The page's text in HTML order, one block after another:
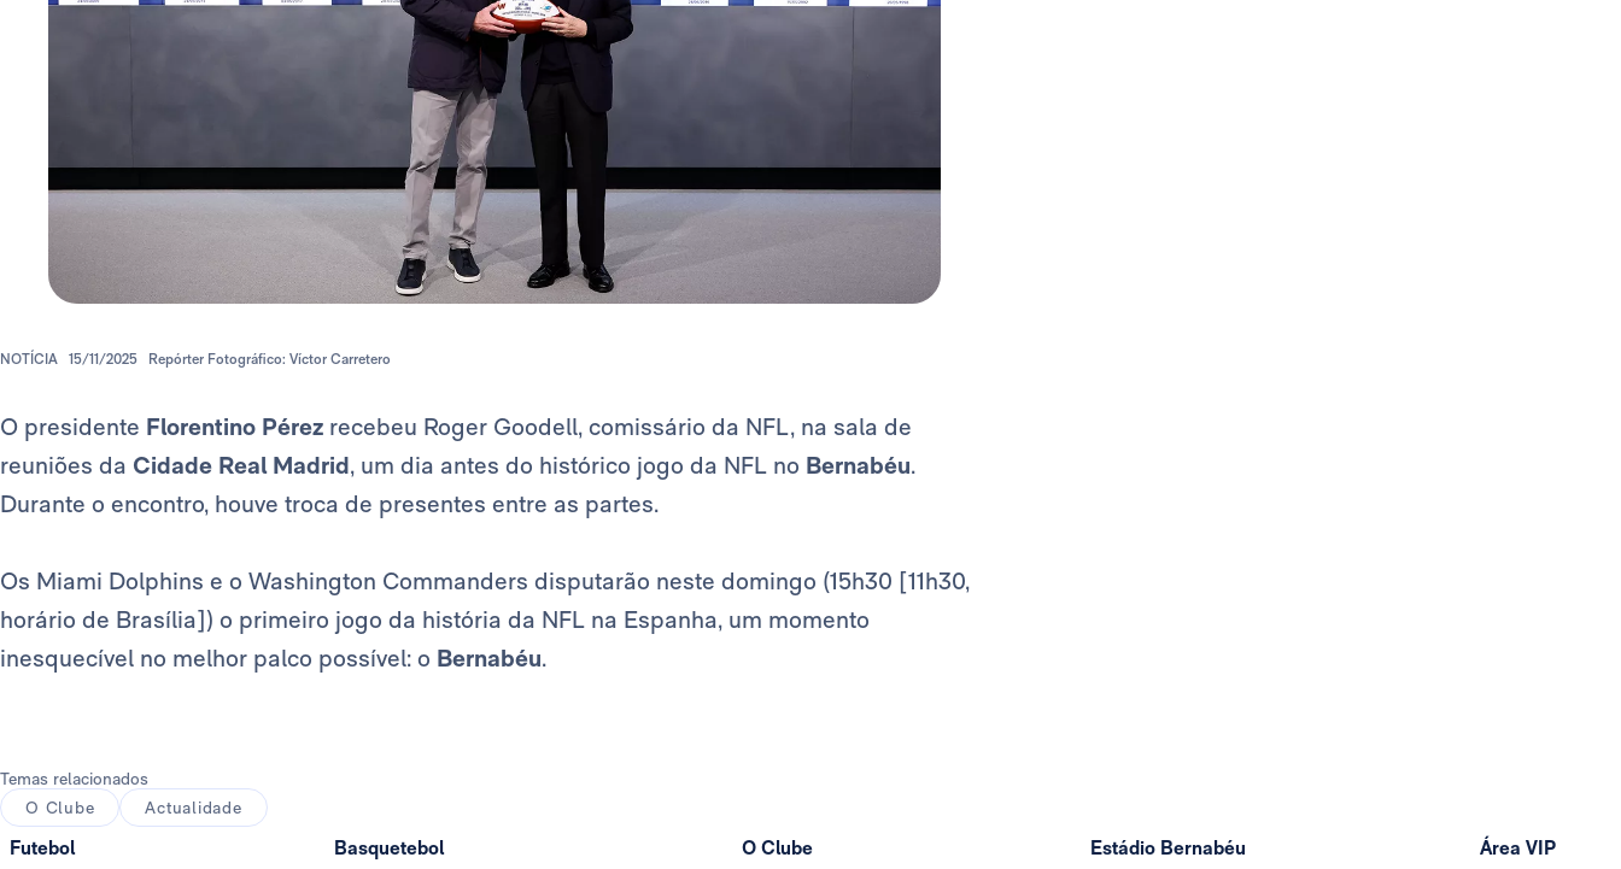
NOTÍCIA 15/11/2025 Repórter Fotográfico: Víctor Carretero
O presidente Florentino Pérez recebeu Roger Goodell, comissário da NFL, na sala de
reuniões da Cidade Real Madrid, um dia antes do histórico jogo da NFL no Bernabéu.
Durante o encontro, houve troca de presentes entre as partes.
Os Miami Dolphins e o Washington Commanders disputarão neste domingo (15h30 [11h30,
horário de Brasília]) o primeiro jogo da história da NFL na Espanha, um momento
inesquecível no melhor palco possível: o Bernabéu.
Temas relacionados
O Clube
Actualidade
Futebol Basquetebol O Clube Estádio Bernabéu Área VIP